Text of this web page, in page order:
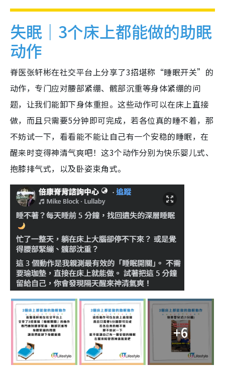
失眠｜3个床上都能做的助眠
动作
脊医张轩彬在社交平台上分享了3招堪称“睡眠开关”的
动作，专门应对腰部紧绷、髋部沉重等身体紧绷的问
题，让我们能卸下身体重担。这些动作可以在床上直接
做，而且只需要5分钟即可完成，若各位真的睡不着，那
不妨试一下，看看能不能让自己有一个安稳的睡眠，在
醒来时变得神清气爽吧！这3个动作分别为快乐婴儿式、
抱膝排气式，以及卧姿束角式。
+6